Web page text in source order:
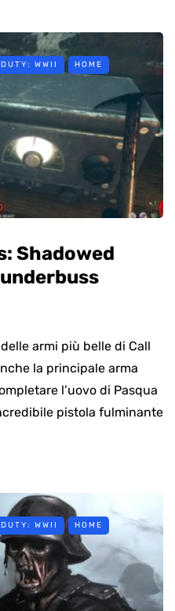
WWII HOME
Shadowed
armi più belle di Call
la principale arma
l’uovo di Pasqua
pistola fulminante
WWII HOME